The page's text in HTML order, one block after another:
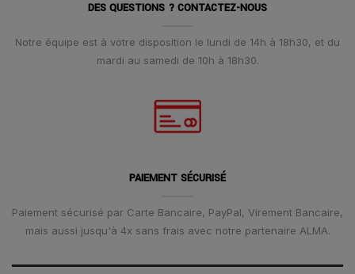
DES QUESTIONS ? CONTACTEZ-NOUS
Notre équipe est à votre disposition le lundi de 14h à 18h30, et du
mardi au samedi de 10h à 18h30.
PAIEMENT SÉCURISÉ
Paiement sécurisé par Carte Bancaire, PayPal, Virement Bancaire,
mais aussi jusqu'à 4x sans frais avec notre partenaire ALMA.